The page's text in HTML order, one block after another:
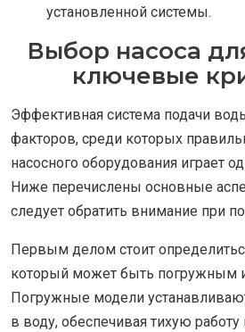
установленной системы.
Выбор насоса
ключевые
Эффективная система подачи
факторов, среди которых
насосного оборудования играет
Ниже перечислены основные
следует обратить внимание при
Первым делом стоит
который может быть погружным
Погружные модели
в воду, обеспечивая тихую